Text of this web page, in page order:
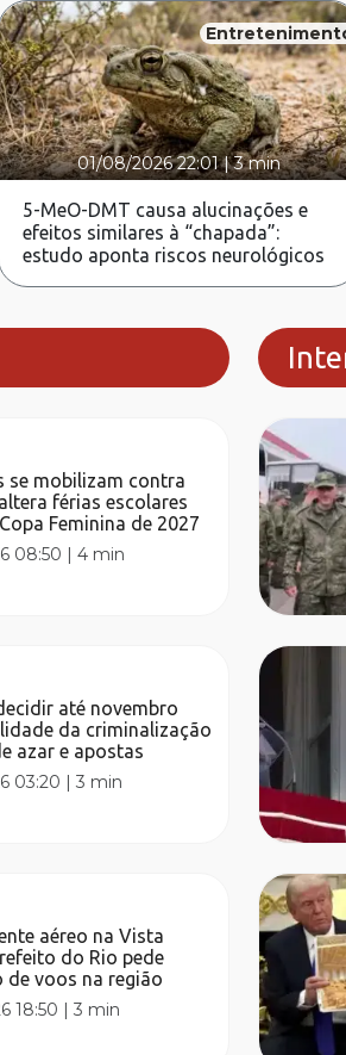
01/08/2026 22:01|3 min
5-MeO-DMT causa alucinações e
efeitos similares à “chapada”:
estudo aponta riscos neurológicos
se mobilizam contra
férias escolares
Feminina de 2027
08:50 |4 min
até novembro
da criminalização
azar e apostas
03:20 |3 min
aéreo na Vista
do Rio pede
de voos na região
18:50 |3 min